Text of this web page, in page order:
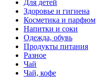
Для детей
Здоровье и гигиена
Косметика и парфюм
Напитки и соки
Одежда, обувь
Продукты питания
Разное
Чай
Чай, кофе